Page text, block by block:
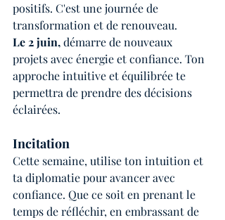
positifs. C'est une journée de
transformation et de renouveau.
Le 2 juin, démarre de nouveaux
projets avec énergie et confiance. Ton
approche intuitive et équilibrée te
permettra de prendre des décisions
éclairées.
Incitation
Cette semaine, utilise ton intuition et
ta diplomatie pour avancer avec
confiance. Que ce soit en prenant le
temps de réfléchir, en embrassant de